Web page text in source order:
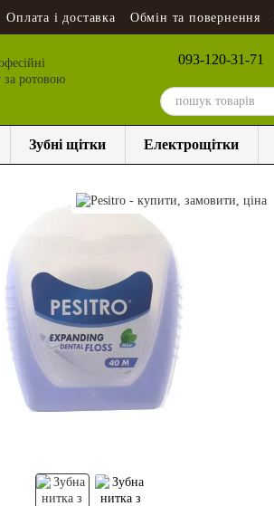
контенту
Оплата і доставка Обмін та повернення
093-120-31-71
Зубні щітки Електрощітки